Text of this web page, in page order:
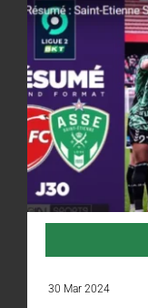
30 Mar 2024